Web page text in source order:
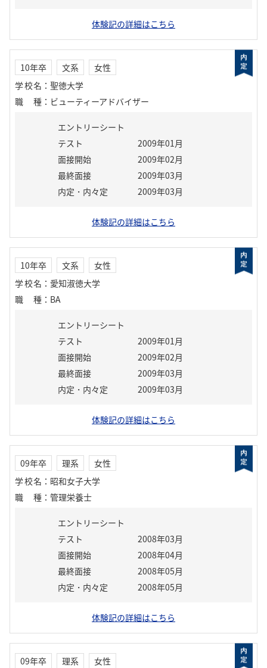
体験記の詳細はこちら
10年卒 文系
女性
学校名 ： 聖徳大学
職種 ： ビューティーアドバイザー
エントリーシート
テスト
2009年01月
面接開始
2009年02月
最終面接
2009年03月
内定・内々定
2009年03月
体験記の詳細はこちら
10年卒 文系
女性
学校名 ： 愛知淑徳大学
職種 ： BA
エントリーシート
テスト
2009年01月
面接開始
2009年02月
最終面接
2009年03月
内定・内々定
2009年03月
体験記の詳細はこちら
09年卒 理系
女性
学校名 ： 昭和女子大学
職種 ： 管理栄養士
エントリーシート
テスト
2008年03月
面接開始
2008年04月
最終面接
2008年05月
内定・内々定
2008年05月
体験記の詳細はこちら
09年卒 理系 女性